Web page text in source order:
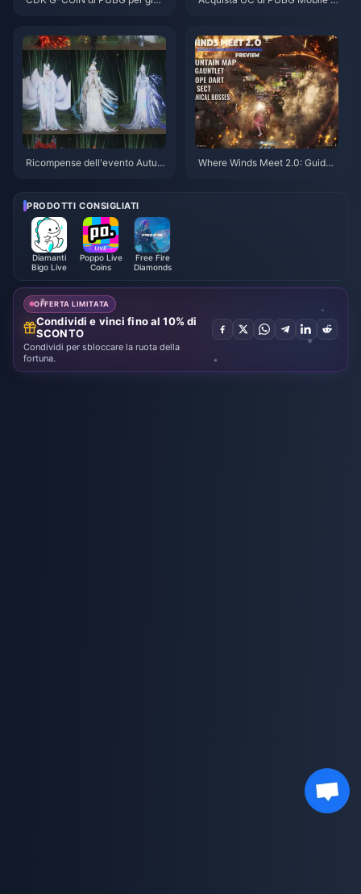
lio 2026): costi, i migliori pacch
etti e ricariche sicure
Ricompense dell'evento Autun
mpleto, valuta e priorità
Where Winds Meet 2.0: Guida
PRODOTTI CONSIGLIATI
Diamanti
Bigo Live
Poppo Live
Coins
Free Fire
Diamonds
OFFERTA LIMITATA
Condividi e vinci fino al 10% di
SCONTO
Condividi per sbloccare la ruota della
fortuna.